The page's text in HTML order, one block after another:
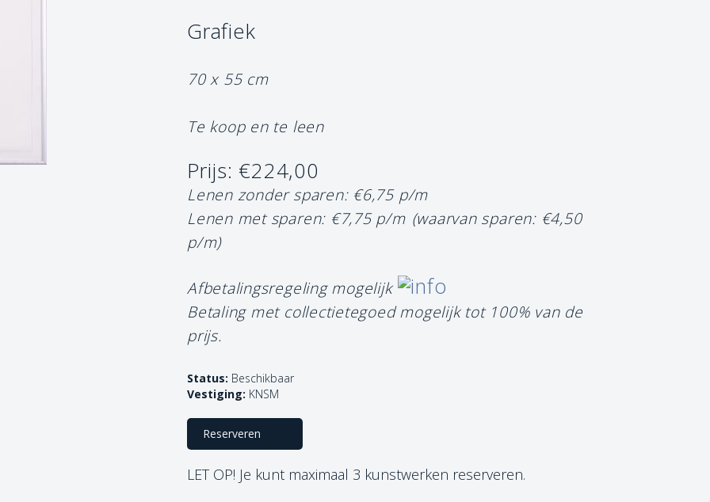
Grafiek
70 x 55 cm
Te koop en te leen
Prijs: €224,00
Lenen zonder sparen: €6,75 p/m
Lenen met sparen: €7,75 p/m (waarvan sparen: €4,50
p/m)
Afbetalingsregeling mogelijk
Betaling met collectietegoed mogelijk tot 100% van de
prijs.
Status: Beschikbaar
Vestiging: KNSM
Reserveren
LET OP! Je kunt maximaal 3 kunstwerken reserveren.